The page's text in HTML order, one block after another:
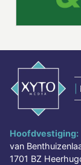
Hoofdvestiging:
van
1701 BZ